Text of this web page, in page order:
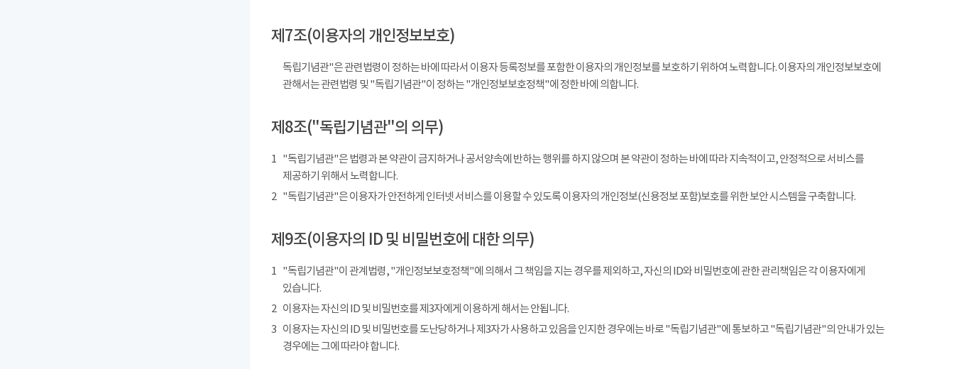
제7조(이용자의 개인정보보호)
독립기념관"은 관련법령이 정하는 바에 따라서 이용자 등록정보를 포함한 이용자의 개인정보를 보호하기 위하여 노력합니다. 이용자의 개인정보보호에
관해서는 관련법령 및 "독립기념관"이 정하는 "개인정보보호정책"에 정한 바에 의합니다.
제8조("독립기념관"의 의무)
1 "독립기념관"은 법령과 본 약관이 금지하거나 공서양속에 반하는 행위를 하지 않으며 본 약관이 정하는 바에 따라 지속적이고, 안정적으로 서비스를
제공하기 위해서 노력합니다.
2 "독립기념관"은 이용자가 안전하게 인터넷 서비스를 이용할 수 있도록 이용자의 개인정보(신용정보 포함)보호를 위한 보안 시스템을 구축합니다.
제9조(이용자의 ID 및 비밀번호에 대한 의무)
1 "독립기념관"이 관계법령, "개인정보보호정책"에 의해서 그 책임을 지는 경우를 제외하고, 자신의 ID와 비밀번호에 관한 관리책임은 각 이용자에게
있습니다.
2 이용자는 자신의 ID 및 비밀번호를 제3자에게 이용하게 해서는 안됩니다.
3 이용자는 자신의 ID 및 비밀번호를 도난당하거나 제3자가 사용하고 있음을 인지한 경우에는 바로 "독립기념관"에 통보하고 "독립기념관"의 안내가 있는
경우에는 그에 따라야 합니다.